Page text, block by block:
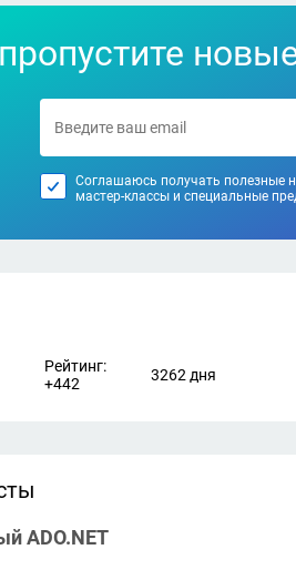
Соглашаюсь получать полезные
мастер-классы и специальные
Рейтинг:
+442
3262 дня
ADO.NET